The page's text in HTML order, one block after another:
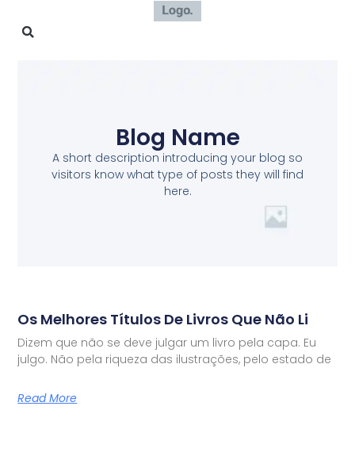
Blog Name
A short description introducing your blog so
visitors know what type of posts they will find
here.
Os Melhores Títulos De Livros Que Não Li
Dizem que não se deve julgar um livro pela capa. Eu
julgo. Não pela riqueza das ilustrações, pelo estado de
Read More